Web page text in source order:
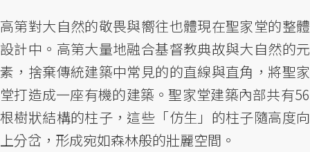
高第對大自然的敬畏與嚮往也體現在聖家堂的整體
設計中。高第大量地融合基督教典故與大自然的元
素，捨棄傳統建築中常見的的直線與直角，將聖家
堂打造成一座有機的建築。聖家堂建築內部共有56
根樹狀結構的柱子，這些「仿生」的柱子隨高度向
上分岔，形成宛如森林般的壯麗空間。